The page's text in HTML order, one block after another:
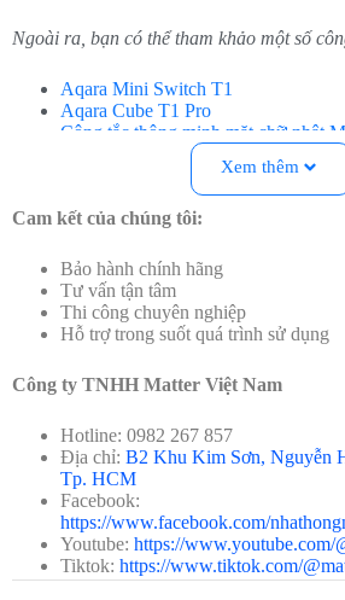
Ngoài ra, bạn có thể tham khảo một số
Aqara Mini Switch T1
Aqara Cube T1 Pro
Công tắc thông minh mặt chữ nhật
Công tắc không dây 4 nút cảm ứng
Ứng dụngCông tắc không dây 4 nút
Điều khiểnđèn thông minh
sáng, thay đổi màu sắc. Một số đèn
Đèn LED dây Yeelight
(2022)
Bóng đèn Philips HueWCA
Điều khiểnổ cắm thông minh
Ổ cắm thông minh Matter
Switchbot Plug Mini
Switchbot
Ổ cắm thông minh Aqara –
Điều khiểnrèm cửa thông minh:
rèm tương thích:
Động cơ kéo rèm thông minh
Xem thêm
Cam kết của chúng tôi:
Bảo hành chính hãng
Tư vấn tận tâm
Thi công chuyên nghiệp
Hỗ trợ trong suốt quá trình sử dụng
Công ty TNHH Matter Việt Nam
Hotline: 0982 267 857
Địa chỉ: B2 Khu Kim Sơn, Nguyễn
Tp. HCM
Facebook:
https://www.facebook.com/
Youtube: https://www.youtube.com/
Tiktok: https://www.tiktok.com/